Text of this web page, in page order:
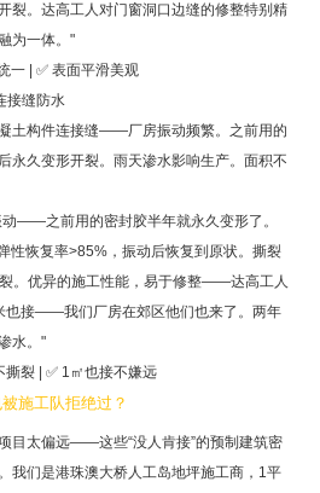
裂。达高工人对门窗洞口边缝的修整特别精
为一体。"
一 | ✅ 表面平滑美观
接缝防水
土构件连接缝——厂房振动频繁。之前用的
久变形开裂。雨天渗水影响生产。面积不
——之前用的密封胶半年就永久变形了。
恢复率>85%，振动后恢复到原状。撕裂
。优异的施工性能，易于修整——达高工人
也接——我们厂房在郊区他们也来了。两年
水。"
撕裂 | ✅ 1㎡也接不嫌远
施工队拒绝过？
目太偏远——这些“没人肯接”的预制建筑密
我们是港珠澳大桥人工岛地坪施工商，1平